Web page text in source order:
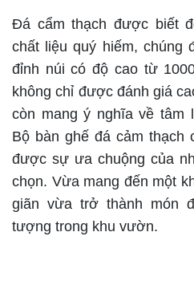
Đá cẩm thạch được biết
chất liệu quý hiếm, chúng
đỉnh núi có độ cao từ
không chỉ được đánh giá
còn mang ý nghĩa về tâm
Bộ bàn ghế đá cảm thạch
được sự ưa chuộng của
chọn. Vừa mang đến một
giãn vừa trở thành món
tượng trong khu vườn.